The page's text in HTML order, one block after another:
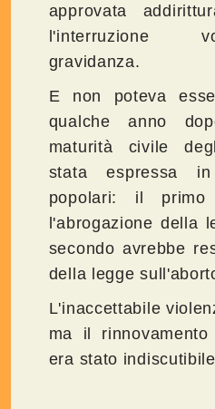
approvata
l'interruzione
gravidanza.
E non poteva
qualche anno
maturità civile
stata espressa
popolari: il primo
l'abrogazione della
secondo avrebbe
della legge
L'inaccettabile
ma il
era stato